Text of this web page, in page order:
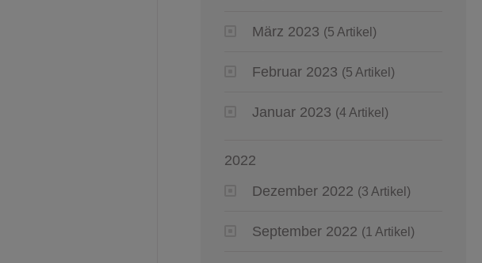
März 2023 (5 Artikel)
Februar 2023 (5 Artikel)
Januar 2023 (4 Artikel)
2022
Dezember 2022 (3 Artikel)
September 2022 (1 Artikel)